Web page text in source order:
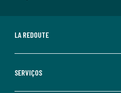
LA REDOUTE
SERVIÇOS